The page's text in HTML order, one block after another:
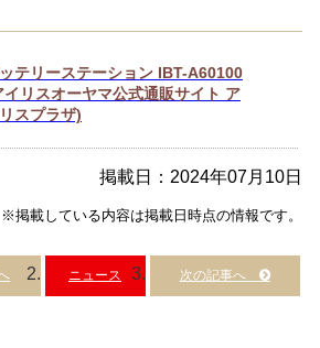
テリーステーション IBT-A60100
イリスオーヤマ公式通販サイト ア
スプラザ)
掲載日：2024年07月10日
※掲載している内容は掲載日時点の情報です。
ニュース